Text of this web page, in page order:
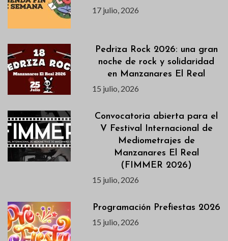
17 julio, 2026
Pedriza Rock 2026: una gran
noche de rock y solidaridad
en Manzanares El Real
15 julio, 2026
Convocatoria abierta para el
V Festival Internacional de
Mediometrajes de
Manzanares El Real
(FIMMER 2026)
15 julio, 2026
Programación Prefiestas 2026
15 julio, 2026